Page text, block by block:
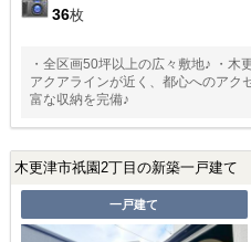
36枚
・全区画50坪以上の広々敷地♪ ・木
アクアラインが近く、都心へのアク
富な収納を完備♪
木更津市祇園2丁目の新築一戸建て
一戸建て